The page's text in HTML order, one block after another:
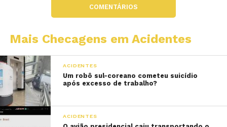
COMENTÁRIOS
Mais Checagens em Acidentes
ACIDENTES
Um robô sul-coreano cometeu suicídio
após excesso de trabalho?
ACIDENTES